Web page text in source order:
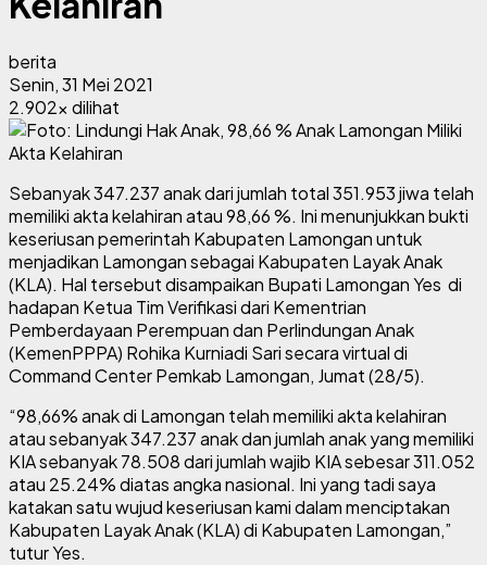
berita
Senin, 31 Mei 2021
2.902x dilihat
Sebanyak 347.237 anak dari jumlah total 351.953 jiwa telah
memiliki akta kelahiran atau 98,66 %. Ini menunjukkan bukti
keseriusan pemerintah Kabupaten Lamongan untuk
menjadikan Lamongan sebagai Kabupaten Layak Anak
(KLA). Hal tersebut disampaikan Bupati Lamongan Yes di
hadapan Ketua Tim Verifikasi dari Kementrian
Pemberdayaan Perempuan dan Perlindungan Anak
(KemenPPPA) Rohika Kurniadi Sari secara virtual di
Command Center Pemkab Lamongan, Jumat (28/5).
“98,66% anak di Lamongan telah memiliki akta kelahiran
atau sebanyak 347.237 anak dan jumlah anak yang memiliki
KIA sebanyak 78.508 dari jumlah wajib KIA sebesar 311.052
atau 25.24% diatas angka nasional. Ini yang tadi saya
katakan satu wujud keseriusan kami dalam menciptakan
Kabupaten Layak Anak (KLA) di Kabupaten Lamongan,”
tutur Yes.